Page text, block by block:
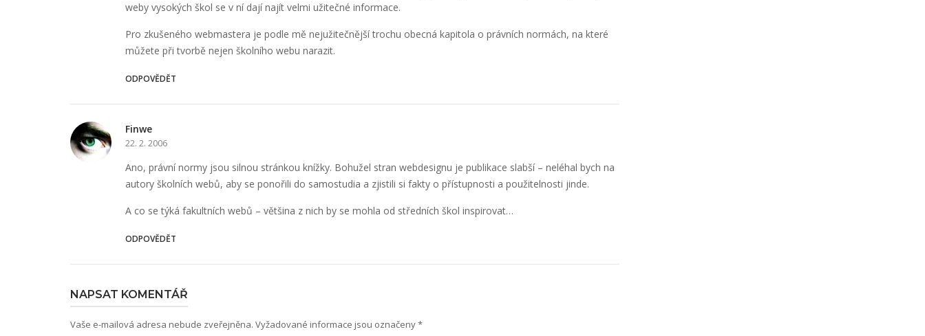
weby vysokých škol se v ní dají najít velmi užitečné informace.
Pro zkušeného webmastera je podle mě nejužitečnější trochu obecná kapitola o právních normách, na které
můžete při tvorbě nejen školního webu narazit.
ODPOVĚDĚT
Finwe
22. 2. 2006
Ano, právní normy jsou silnou stránkou knížky. Bohužel stran webdesignu je publikace slabší – neléhal bych na
autory školních webů, aby se ponořili do samostudia a zjistili si fakty o přístupnosti a použitelnosti jinde.
A co se týká fakultních webů – většina z nich by se mohla od středních škol inspirovat…
ODPOVĚDĚT
NAPSAT KOMENTÁŘ
Vaše e-mailová adresa nebude zveřejněna. Vyžadované informace jsou označeny*